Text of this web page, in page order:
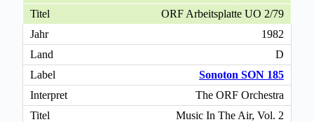
ORF Arbeitsplatte UO 2/79
1982
D
Sonoton SON 185
The ORF Orchestra
Music In The Air, Vol. 2